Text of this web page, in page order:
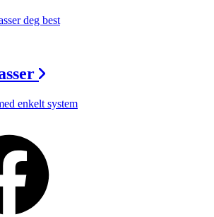
deg best
enkelt system